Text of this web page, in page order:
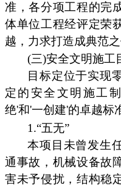
准，各分项工程的完
体单位工程经评定荣
越，力求打造成典范之
(三)安全文明施工
目标定位于实现
定的安全文明施工
绝'和'一创建'的卓越标
1.“五无”
本项目未曾发生
通事故，机械设备故
害未予侵扰，结构稳